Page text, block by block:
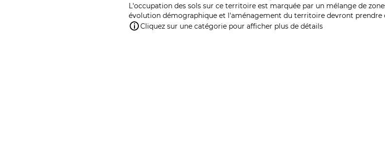
L'occupation des sols sur ce territoire est marquée par un mélange de
évolution démographique et l'aménagement du territoire devront prendre
Cliquez sur une catégorie pour afficher plus de détails